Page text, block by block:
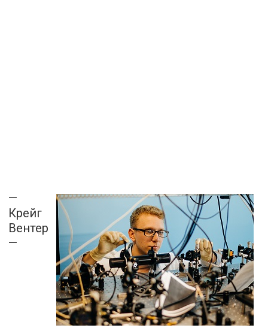
—
Крейг
Вентер
—